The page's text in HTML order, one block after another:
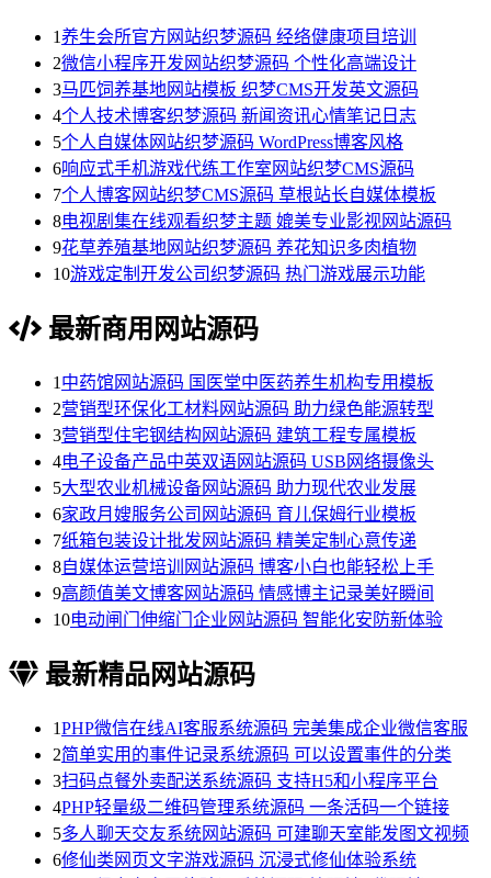
1养生会所官方网站织梦源码 经络健康项目培训
2微信小程序开发网站织梦源码 个性化高端设计
3马匹饲养基地网站模板 织梦CMS开发英文源码
4个人技术博客织梦源码 新闻资讯心情笔记日志
5个人自媒体网站织梦源码 WordPress博客风格
6响应式手机游戏代练工作室网站织梦CMS源码
7个人博客网站织梦CMS源码 草根站长自媒体模板
8电视剧集在线观看织梦主题 媲美专业影视网站源码
9花草养殖基地网站织梦源码 养花知识多肉植物
10游戏定制开发公司织梦源码 热门游戏展示功能
最新商用网站源码
1 中药馆网站源码 国医堂中医药养生机构专用模板
2营销型环保化工材料网站源码 助力绿色能源转型
3营销型住宅钢结构网站源码 建筑工程专属模板
4电子设备产品中英双语网站源码 USB网络摄像头
5大型农业机械设备网站源码 助力现代农业发展
6家政月嫂服务公司网站源码 育儿保姆行业模板
7纸箱包装设计批发网站源码 精美定制心意传递
8自媒体运营培训网站源码 博客小白也能轻松上手
9高颜值美文博客网站源码 情感博主记录美好瞬间
10电动闸门伸缩门企业网站源码 智能化安防新体验
最新精品网站源码
1PHP微信在线AI客服系统源码 完美集成企业微信客服
2简单实用的事件记录系统源码 可以设置事件的分类
3扫码点餐外卖配送系统源码 支持H5和小程序平台
4PHP轻量级二维码管理系统源码 一条活码一个链接
5多人聊天交友系统网站源码 可建聊天室能发图文视频
6修仙类网页文字游戏源码 沉浸式修仙体验系统